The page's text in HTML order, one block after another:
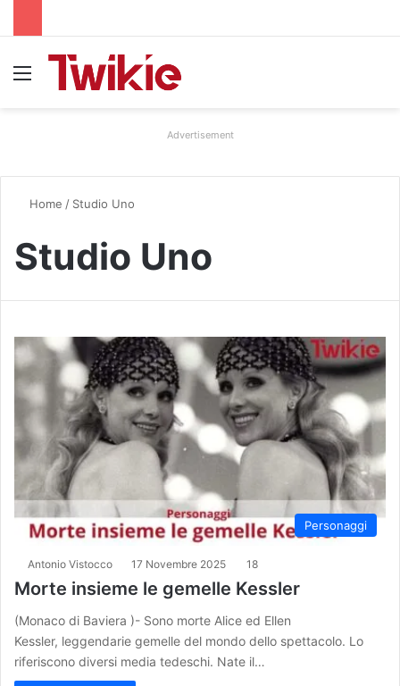
Advertisement
Home / Studio Uno
Studio Uno
Personaggi
Antonio Vistocco 17 Novembre 2025 18
Morte insieme le gemelle Kessler
(Monaco di Baviera )- Sono morte Alice ed Ellen
Kessler, leggendarie gemelle del mondo dello spettacolo. Lo
riferiscono diversi media tedeschi. Nate il…